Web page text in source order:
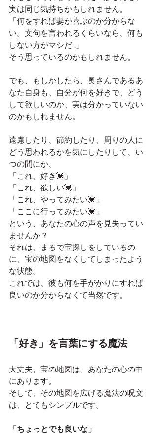
実は同じ気持ちかもしれません。
「何をすれば妻が喜ぶのか分からな
い。文句を言われるくらいなら、何も
しない方がマシだ…」
そう思っているのかもしれません。
でも、もしかしたら、奥さんであるあ
なた自身も、自分が何を好きで、どう
して欲しいのか、実は分かっていない
のかもしれません。
遠慮したり、節約したり、周りの人に
どう思われるかを気にしたりして、い
つの間にか、
「これ、好き💓」
「これ、欲しい💓」
「これ、やってみたい💓」
「ここに行ってみたい💓」
という、あなたの心の声を見失ってい
ませんか？
それは、まるで宝探しをしているの
に、宝の地図をなくしてしまったよう
な状態。
これでは、彼も何を手がかりにすれば
良いのか分からなくて当然です。
「好き」を言葉にする魔法
大丈夫。宝の地図は、あなたの心の中
にあります。
そして、その地図を広げる魔法の呪文
は、とてもシンプルです。
「ちょっとでも良いな」